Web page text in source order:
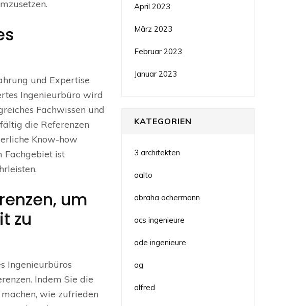
und Expertise
Ingenieurbüro wird
Fachwissen und
die Referenzen
Know-how
Fachgebiet ist
um
zu
Ingenieurbüros
Indem Sie die
wie zufrieden
April 2023
März 2023
Februar 2023
Januar 2023
KATEGORIEN
3 architekten
aalto
abraha achermann
acs ingenieure
ade ingenieure
ag
alfred